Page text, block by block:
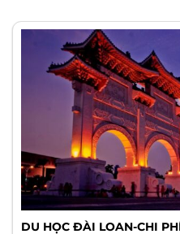
DU HỌC ĐÀI LOAN-CHI